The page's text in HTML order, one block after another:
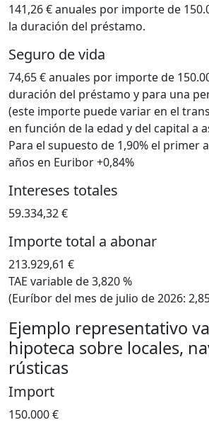
141,26 € anuales por importe de
la duración del préstamo.
Seguro de vida
74,65 € anuales por importe de
duración del préstamo y para una
(este importe puede variar en el
en función de la edad y del capital a
Para el supuesto de 1,90% el primer
años en Euribor +0,84%
Intereses totales
59.334,32 €
Importe total a abonar
213.929,61 €
TAE variable de 3,820 %
(Euríbor del mes de julio de 2026:
Ejemplo representativo
hipoteca sobre locales,
rústicas
Import
150.000 €